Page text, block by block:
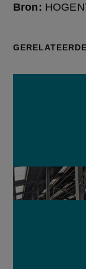
Bron: